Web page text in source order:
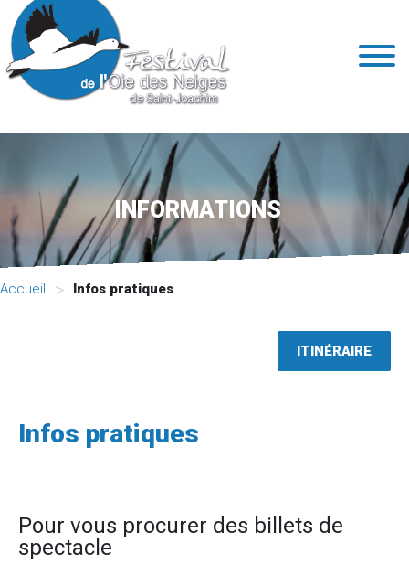
INFORMATIONS
Accueil > Infos pratiques
ITINÉRAIRE
Infos pratiques
Pour vous procurer des billets de
spectacle